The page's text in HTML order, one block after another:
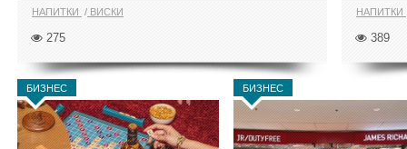
НАПИТКИ ВИСКИ
275
НАПИТКИ
389
БИЗНЕС БИЗНЕС